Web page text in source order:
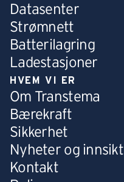
Datasenter
Strømnett
Batterilagring
Ladestasjoner
HVEM VI ER
Om Transtema
Bærekraft
Sikkerhet
Nyheter og innsikt
Kontakt